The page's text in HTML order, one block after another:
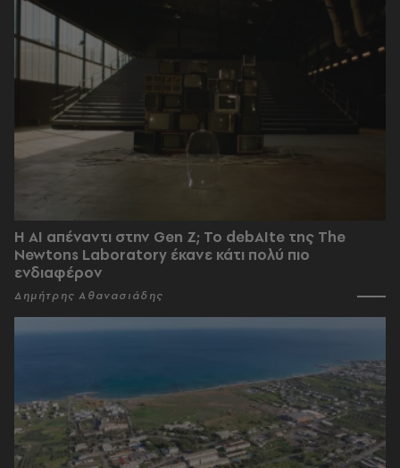
Η AI απέναντι στην Gen Z; Το debAIte της The
Newtons Laboratory έκανε κάτι πολύ πιο
ενδιαφέρον
Δημήτρης Αθανασιάδης